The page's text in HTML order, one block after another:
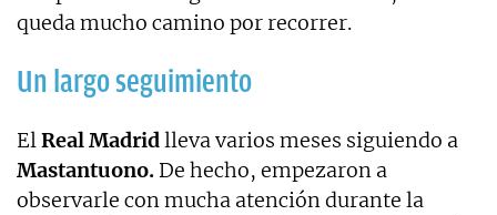
queda mucho camino por recorrer.
Un largo seguimiento
ElReal Madridlleva varios meses siguiendo a
Mastantuono. De hecho, empezaron a
observarle con mucha atención durante la